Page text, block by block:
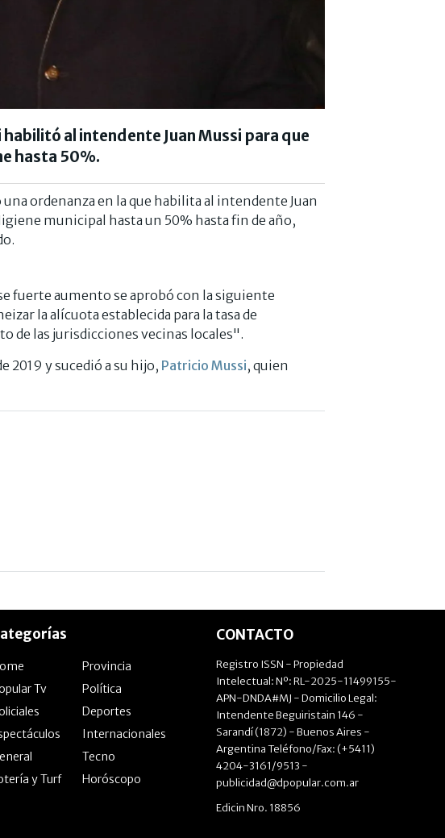
al intendente Juan Mussi para que
hasta 50%.
ordenanza en la que habilita al intendente Juan
municipal hasta un 50% hasta fin de año,
fuerte aumento se aprobó con la siguiente
la alícuota establecida para la tasa de
de las jurisdicciones vecinas locales".
2019 y sucedió a su hijo, Patricio Mussi, quien
Provincia
Tv
Política
Deportes
Internacionales
Tecno
y Turf
Horóscopo
CONTACTO
Registro ISSN - Propiedad
Intelectual: Nº: RL-2025-11499155-
APN-DNDA#MJ - Domicilio Legal:
Intendente Beguiristain 146 -
Sarandí (1872) - Buenos Aires -
Argentina Teléfono/Fax: (+5411)
4204-3161/9513 -
publicidad@dpopular.com.ar
Edicin Nro. 18856